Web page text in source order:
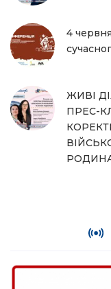
4
ЖИВІ
ПРЕС-